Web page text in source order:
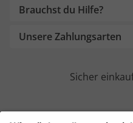
Brauchst du Hilfe?
Unsere Zahlungsarten
Sicher